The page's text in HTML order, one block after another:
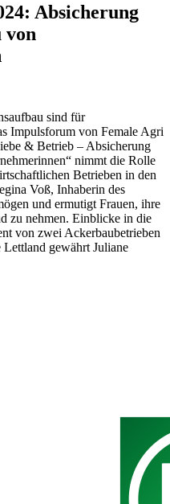
Absicherung
von
sind für
Impulsforum von Female Agri
& Betrieb – Absicherung
nimmt die Rolle
Betrieben in den
Voß, Inhaberin des
und ermutigt Frauen, ihre
zu nehmen. Einblicke in die
von zwei Ackerbaubetrieben
gewährt Juliane